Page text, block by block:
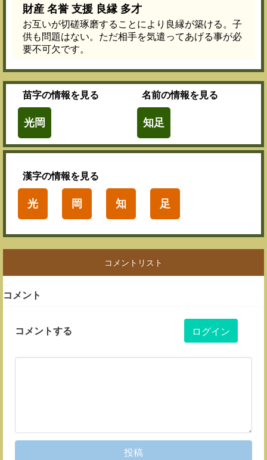
財産 名誉 支援 良縁 多才
お互いが切磋琢磨することにより良縁が築ける。子
供も問題はない。ただ相手を気遣ってあげる事が必
要不可欠です。
苗字の情報を見る
光岡
名前の情報を見る
知足
漢字の情報を見る
光 岡 知 足
コメントリスト
コメント
コメントする ログイン
投稿